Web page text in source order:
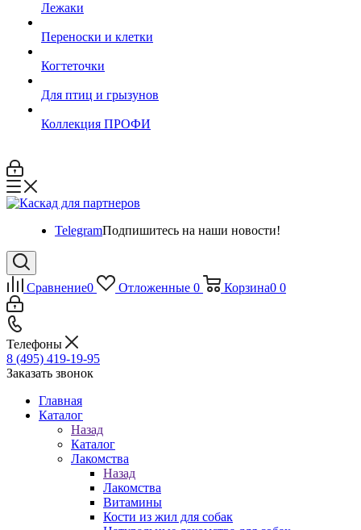
Лежаки
Переноски и клетки
Когтеточки
Для птиц и грызунов
Коллекция ПРОФИ
TelegramПодпишитесь на наши новости!
Сравнение0 Отложенные 0 Корзина0 0
Телефоны
8 (495) 419-19-95
Заказать звонок
Главная
Каталог
Назад
Каталог
Лакомства
Назад
Лакомства
Витамины
Кости из жил для собак